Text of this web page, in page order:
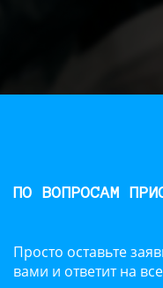
ПО ВОПРОСАМ
Просто оставьте
вами и ответит на